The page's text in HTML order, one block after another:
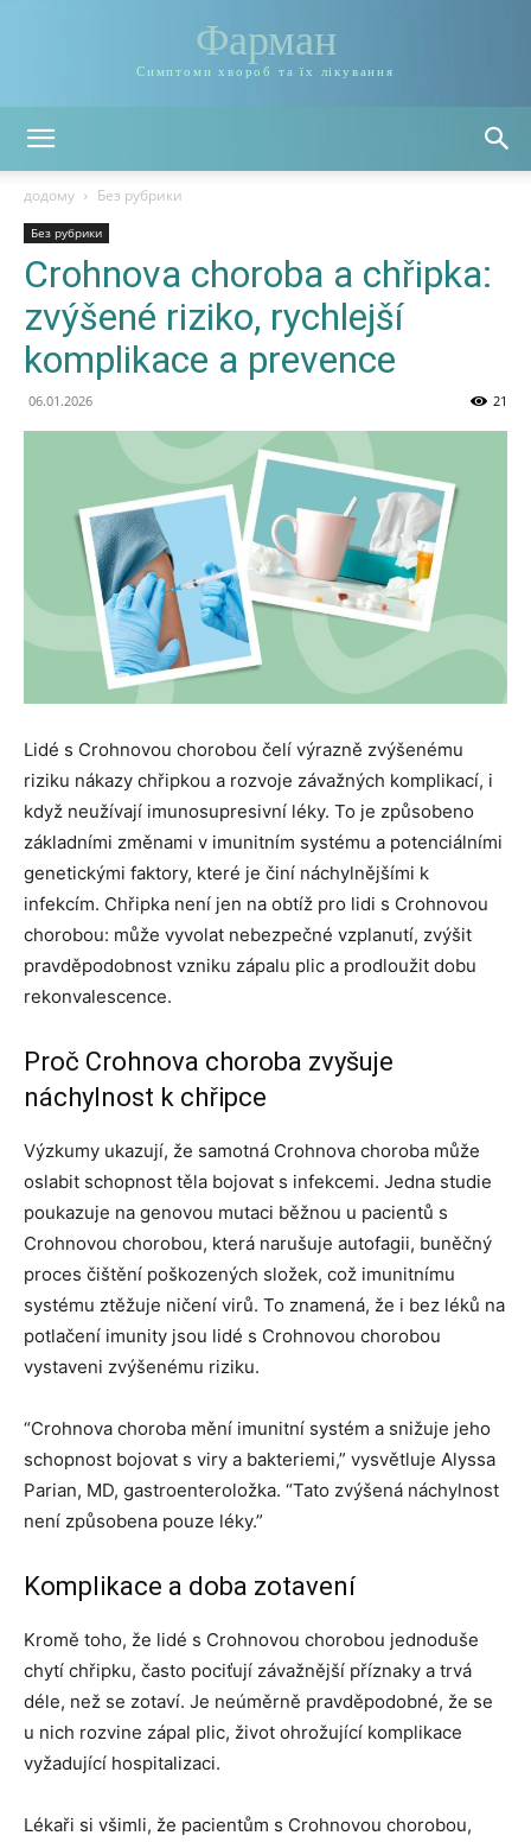
Фарман
Симптоми хвороб та їх лікування
додому Без рубрики
Без рубрики
Crohnova choroba a chřipka:
zvýšené riziko, rychlejší
komplikace a prevence
06.01.2026 21
Lidé s Crohnovou chorobou čelí výrazně zvýšenému
riziku nákazy chřipkou a rozvoje závažných komplikací, i
když neužívají imunosupresivní léky. To je způsobeno
základními změnami v imunitním systému a potenciálními
genetickými faktory, které je činí náchylnějšími k
infekcím. Chřipka není jen na obtíž pro lidi s Crohnovou
chorobou: může vyvolat nebezpečné vzplanutí, zvýšit
pravděpodobnost vzniku zápalu plic a prodloužit dobu
rekonvalescence.
Proč Crohnova choroba zvyšuje
náchylnost k chřipce
Výzkumy ukazují, že samotná Crohnova choroba může
oslabit schopnost těla bojovat s infekcemi. Jedna studie
poukazuje na genovou mutaci běžnou u pacientů s
Crohnovou chorobou, která narušuje autofagii, buněčný
proces čištění poškozených složek, což imunitnímu
systému ztěžuje ničení virů. To znamená, že i bez léků na
potlačení imunity jsou lidé s Crohnovou chorobou
vystaveni zvýšenému riziku.
“Crohnova choroba mění imunitní systém a snižuje jeho
schopnost bojovat s viry a bakteriemi,” vysvětluje Alyssa
Parian, MD, gastroenteroložka. “Tato zvýšená náchylnost
není způsobena pouze léky.”
Komplikace a doba zotavení
Kromě toho, že lidé s Crohnovou chorobou jednoduše
chytí chřipku, často pociťují závažnější příznaky a trvá
déle, než se zotaví. Je neúměrně pravděpodobné, že se
u nich rozvine zápal plic, život ohrožující komplikace
vyžadující hospitalizaci.
Lékaři si všimli, že pacientům s Crohnovou chorobou,